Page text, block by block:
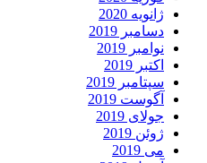
ژانویه 2020
دسامبر 2019
نوامبر 2019
اکتبر 2019
سپتامبر 2019
آگوست 2019
جولای 2019
ژوئن 2019
می 2019